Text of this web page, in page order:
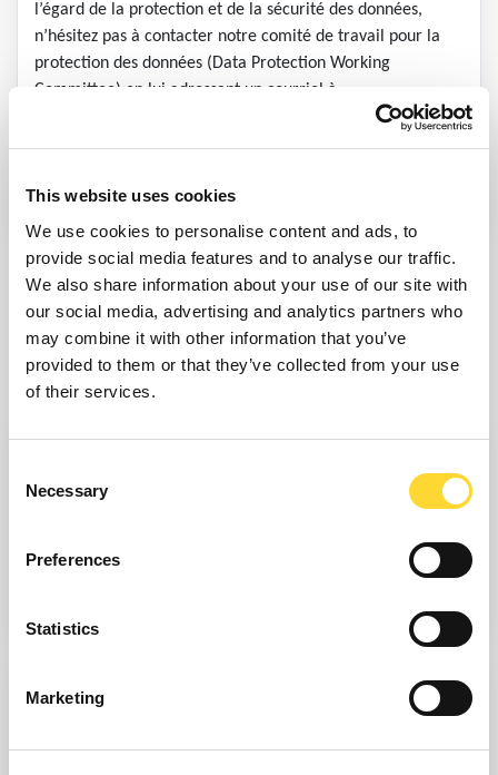
This website uses cookies
We use cookies to personalise content and ads, to
provide social media features and to analyse our traffic.
We also share information about your use of our site with
our social media, advertising and analytics partners who
may combine it with other information that you’ve
provided to them or that they’ve collected from your use
of their services.
Selection
Necessary
Preferences
Statistics
Marketing
l’égard de la protection et de la sécurité des données,
n’hésitez pas à contacter notre comité de travail pour la
protection des données (Data Protection Working
Committee) en lui adressant un courriel à
Découvrez comment Ovarro peut faire une grande différence